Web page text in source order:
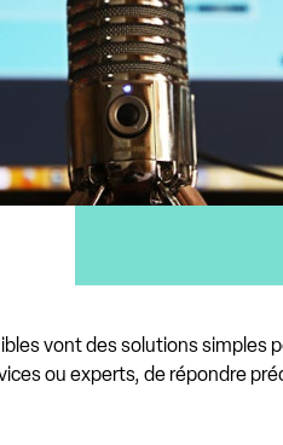
vont des solutions simples
ou experts, de répondre